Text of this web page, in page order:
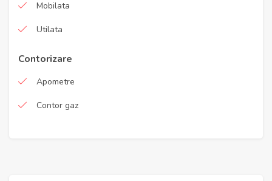
Mobilata
Utilata
Contorizare
Apometre
Contor gaz